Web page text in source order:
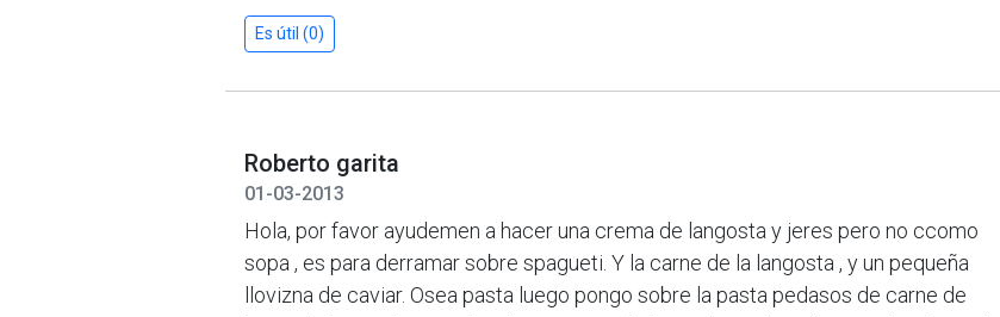
Es útil (0)
Roberto garita
01-03-2013
Hola, por favor ayudemen a hacer una crema de langosta y jeres pero no ccomo
sopa , es para derramar sobre spagueti. Y la carne de la langosta , y un pequeña
llovizna de caviar. Osea pasta luego pongo sobre la pasta pedasos de carne de